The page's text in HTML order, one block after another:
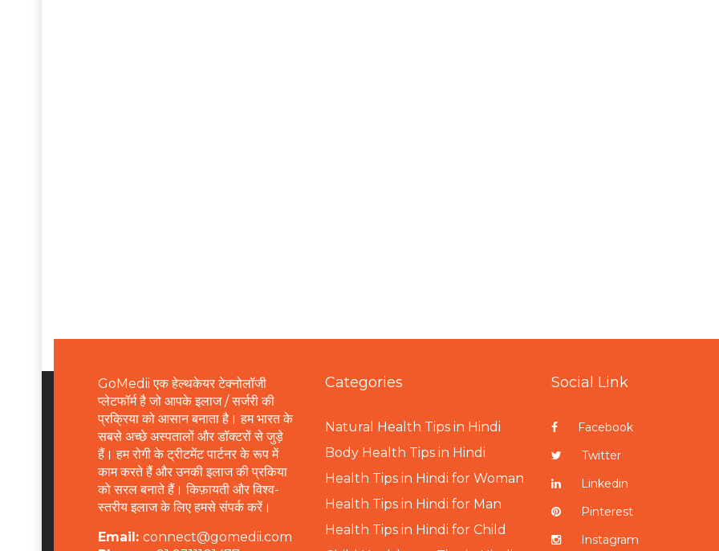
GoMedii एक हेल्थकेयर टेक्नोलॉजी
प्लेटफॉर्म है जो आपके इलाज / सर्जरी की
प्रक्रिया को आसान बनाता है। हम भारत के
सबसे अच्छे अस्पतालों और डॉक्टरों से जुड़े
हैं। हम रोगी के ट्रीटमेंट पार्टनर के रूप में
काम करते हैं और उनकी इलाज की प्रकिया
को सरल बनाते हैं। किफ़ायती और विश्व-
स्तरीय इलाज के लिए हमसे संपर्क करें।
Email: connect@gomedii.com
Categories
Natural Health Tips in Hindi
Body Health Tips in Hindi
Health Tips in Hindi for Woman
Health Tips in Hindi for Man
Health Tips in Hindi for Child
Social Link
Facebook
Twitter
Linkedin
Pinterest
Instagram